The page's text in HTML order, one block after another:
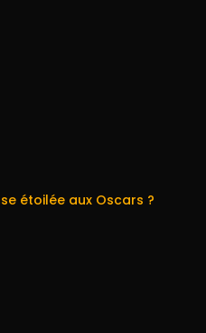
étoilée aux Oscars ?